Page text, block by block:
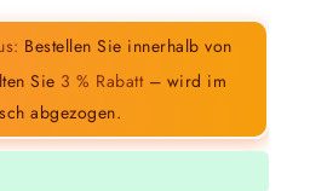
Bestellen Sie innerhalb von
Sie 3 % Rabatt– wird im
abgezogen.